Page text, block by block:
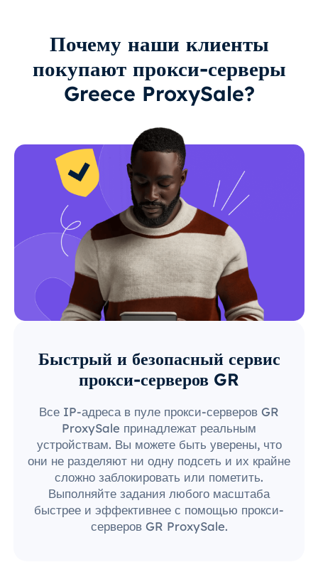
Почему наши клиенты
покупают прокси-серверы
Greece ProxySale?
Быстрый и безопасный сервис
прокси-серверов GR
Все IP-адреса в пуле прокси-серверов GR
ProxySale принадлежат реальным
устройствам. Вы можете быть уверены, что
они не разделяют ни одну подсеть и их крайне
сложно заблокировать или пометить.
Выполняйте задания любого масштаба
быстрее и эффективнее с помощью прокси-
серверов GR ProxySale.